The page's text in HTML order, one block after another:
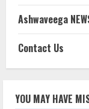
Ashwaveega
Contact Us
YOU MAY HAVE